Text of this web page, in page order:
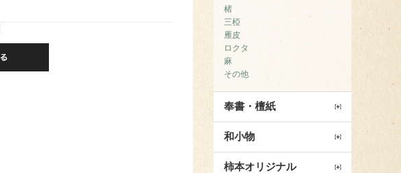
楮
三椏
雁皮
ロクタ
麻
その他
奉書・檀紙
和小物
柿本オリジナル